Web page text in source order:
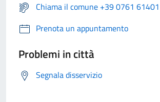
Chiama il comune +39 0761 61401
Prenota un appuntamento
Problemi in città
Segnala disservizio